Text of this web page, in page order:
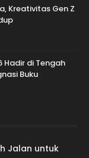
Kreativitas Gen Z
Hadir di Tengah
Buku
Jalan untuk